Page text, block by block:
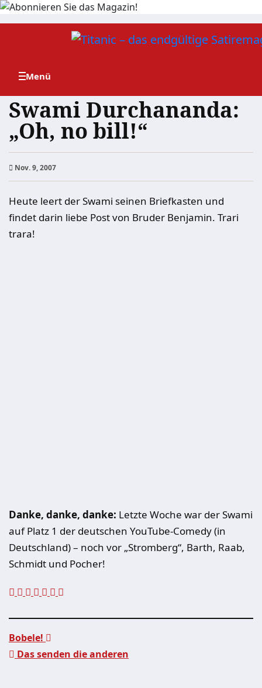
Zum
Swami Durchananda:
„Oh, no bill!“
Nov. 9, 2007
Heute leert der Swami seinen Briefkasten und
findet darin liebe Post von Bruder Benjamin. Trari
trara!
Danke, danke, danke: Letzte Woche war der Swami
auf Platz 1 der deutschen YouTube-Comedy (in
Deutschland) – noch vor „Stromberg“, Barth, Raab,
Schmidt und Pocher!
Bobele!
Das senden die anderen